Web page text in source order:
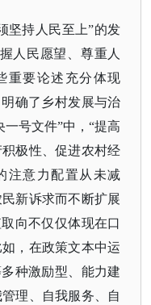
坚持人民至上”的发
人民愿望、尊重人
重要论述充分体现
确了乡村发展与治
号文件”中，“提高
极性、促进农村经
注意力配置从未减
新诉求而不断扩展
向不仅仅体现在口
，在政策文本中运
种激励型、能力建
理、自我服务、自